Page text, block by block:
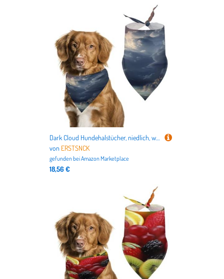
Dark Cloud Hundehalstücher, niedlich, weiche Baumwolle, waschbar, für den täglichen Sommer, langlebig, dreieckig, wendbar, geeignet für kleine, mittelgroße und große Hunde und Katzen
von ERSTSNCK
gefunden beiAmazon Marketplace
18,56 €